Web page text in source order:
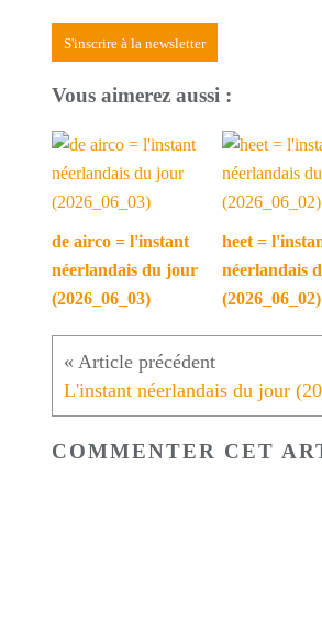
S'inscrire à la newsletter
Vous aimerez aussi :
de airco = l'instant
néerlandais du jour
(2026_06_03)
heet =
néerlandais
(2026_06_02)
COMMENTER CET